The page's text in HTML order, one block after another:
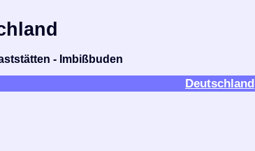
- Imbißbuden
Deutschland